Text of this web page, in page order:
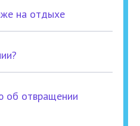
на отдыхе
об отвращении